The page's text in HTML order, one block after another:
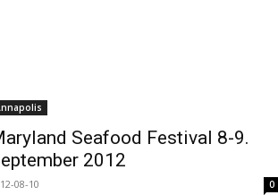
Seafood Festival 8-9.
2012
08-10 0